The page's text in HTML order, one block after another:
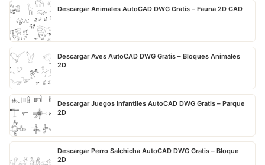
Descargar Animales AutoCAD DWG Gratis – Fauna 2D CAD
Descargar Aves AutoCAD DWG Gratis – Bloques Animales
2D
Descargar Juegos Infantiles AutoCAD DWG Gratis – Parque
2D
Descargar Perro Salchicha AutoCAD DWG Gratis – Bloque
2D